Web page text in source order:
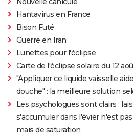
Hantavirus en France
Bison Futé
Guerre en Iran
Lunettes pour l'éclipse
Carte de l'éclipse solaire du 12
"Appliquer ce liquide vaisselle
douche" : la meilleure solution
Les psychologues sont clairs :
s'accumuler dans l'évier n'est
mais de saturation